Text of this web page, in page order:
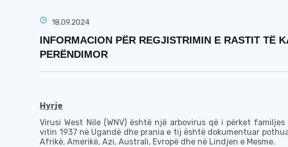
18.09.2024
INFORMACION PËR REGJISTRIMIN E RASTIT TË
PERËNDIMOR
Hyrje
VirusiWest Nile (WNV) është një arbovirus që i përket
vitin 1937 në Ugandë dhe prania e tij është dokumentuar
Afrikë, Amerikë, Azi, Australi, Evropë dhe në Lindjen e Mesme.